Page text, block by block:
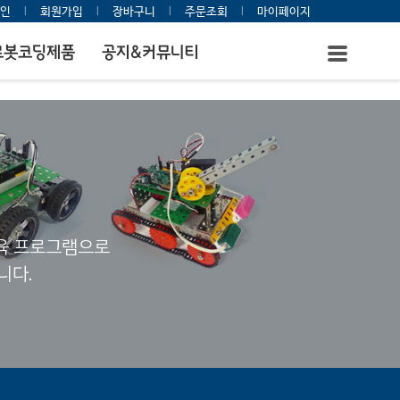
l 회원가입 l 장바구니 l 주문조회 l 마이페이지
봇코딩제품 공지&커뮤니티
프로그램으로
다.